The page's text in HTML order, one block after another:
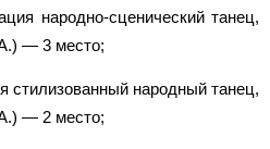
народно-сценический танец,
— 3 место;
народный танец,
— 2 место;